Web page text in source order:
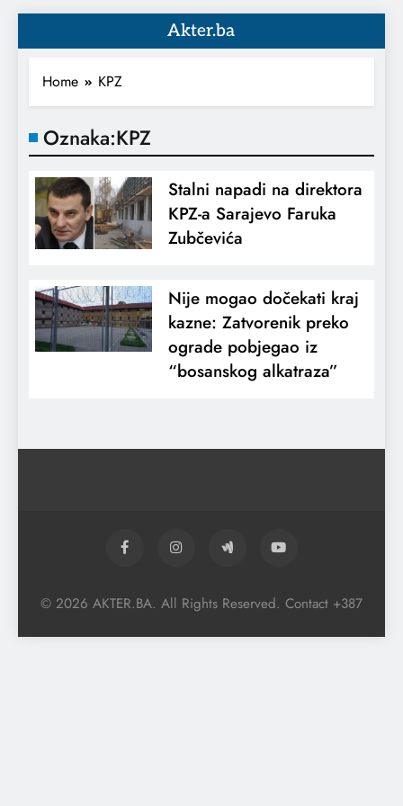
Akter.ba
Home KPZ
Oznaka:KPZ
Stalni napadi na direktora
KPZ-a Sarajevo Faruka
Zubčevića
Nije mogao dočekati kraj
kazne: Zatvorenik preko
ograde pobjegao iz
“bosanskog alkatraza”
© 2026 AKTER.BA. All Rights Reserved. Contact +387